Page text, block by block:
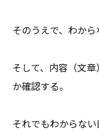
そのうえで、わから
そして、内容（文
か確認する。
それでもわからな